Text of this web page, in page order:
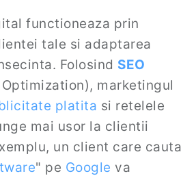
functioneaza prin
tale si adaptarea
Folosind SEO
marketingul
platita si retelele
mai usor la clientii
un client care cauta
" pe Google va